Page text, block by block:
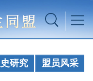
研究 盟员风采